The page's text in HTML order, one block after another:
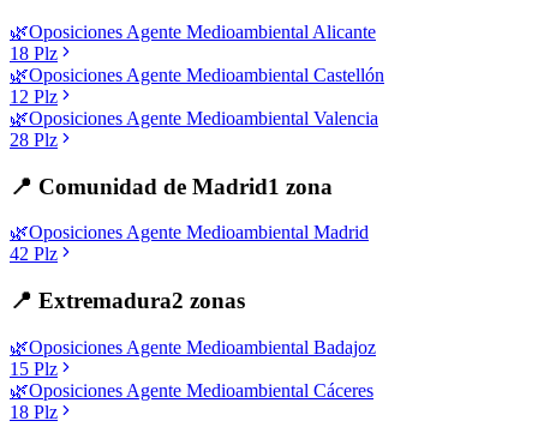
🌿Oposiciones Agente Medioambiental Alicante
18 Plz
🌿Oposiciones Agente Medioambiental Castellón
12 Plz
🌿Oposiciones Agente Medioambiental Valencia
28 Plz
📍 Comunidad de Madrid1 zona
🌿OposicionesAgente Medioambiental Madrid
42 Plz
📍 Extremadura2 zonas
🌿Oposiciones Agente Medioambiental Badajoz
15 Plz
🌿Oposiciones Agente Medioambiental Cáceres
18 Plz